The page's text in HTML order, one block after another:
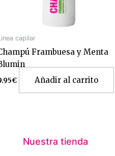
capilar
Frambuesa y Menta
€ Añadir al carrito
Nuestra tienda